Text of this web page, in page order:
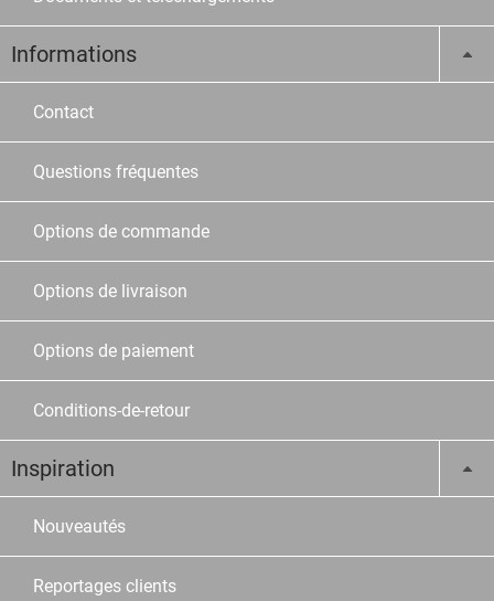
Informations
Contact
Questions fréquentes
Options de commande
Options de livraison
Options de paiement
Conditions-de-retour
Inspiration
Nouveautés
Reportages clients